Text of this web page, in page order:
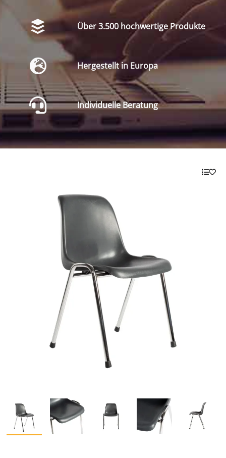
Über 3.500 hochwertige Produkte
Hergestellt in Europa
Individuelle Beratung